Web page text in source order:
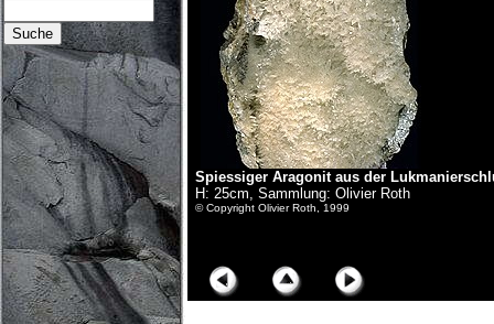
Spiessiger Aragonit aus der
H: 25cm, Sammlung: Olivier Roth
© Copyright Olivier Roth, 1999